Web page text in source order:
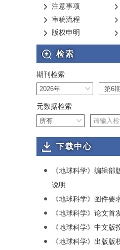
注意事项
审稿流程
版权申明
检索
期刊检索
元数据检索
下载中心
《地球科学》编辑部
说明
《地球科学》图件要
《地球科学》论文首
《地球科学》中文版
《地球科学》出版版